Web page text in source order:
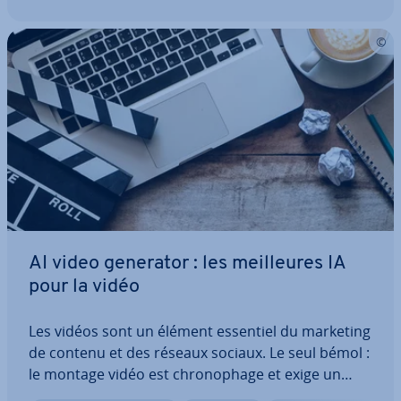
AI video generator : les meil­leures IA
pour la vidéo
Les vidéos sont un élément essentiel du marketing
de contenu et des réseaux sociaux. Le seul bémol :
le montage vidéo est chro­no­phage et exige un